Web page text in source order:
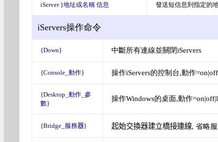
iServer }地址或名稱 信息 發送短信息到指定的
iServers操作命令
{Down} 中斷所有連線並關閉iServers
{Console_動作} 操作iServers的控制台,動作
{Desktop_動作_參
數}
操作Windows的桌面,動作
{Bridge_服務器} 起始交換器建立橋接連線, 省略